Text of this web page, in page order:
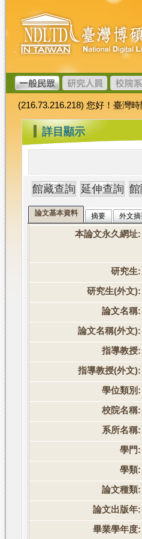
跳
到
主
要
內
容
臺
灣
博
碩
士
論
文
加
值
系
統
(216.73.216.218) 您好！臺灣
::: 詳目顯示
論文基本資料 摘要 外文
本論文永久網址:
研究生:
研究生(外文):
論文名稱:
論文名稱(外文):
指導教授:
指導教授(外文):
學位類別:
校院名稱:
系所名稱:
學門:
學類:
論文種類:
論文出版年:
畢業學年度: